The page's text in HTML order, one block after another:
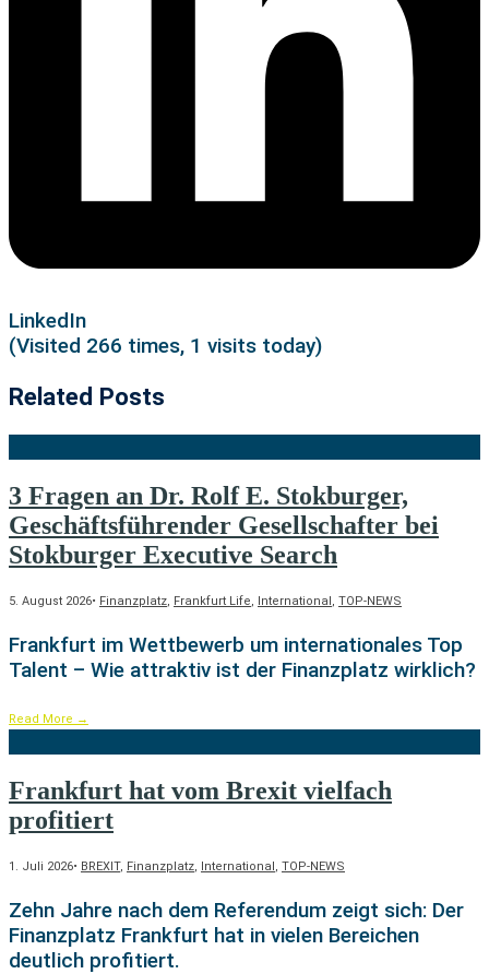
LinkedIn
(Visited 266 times, 1 visits today)
Related Posts
3 Fragen an Dr. Rolf E. Stokburger,
Geschäftsführender Gesellschafter bei
Stokburger Executive Search
5. August 2026• Finanzplatz, Frankfurt Life, International, TOP-NEWS
Frankfurt im Wettbewerb um internationales Top
Talent – Wie attraktiv ist der Finanzplatz wirklich?
Read More →
Frankfurt hat vom Brexit vielfach
profitiert
1. Juli 2026• BREXIT, Finanzplatz, International, TOP-NEWS
Zehn Jahre nach dem Referendum zeigt sich: Der
Finanzplatz Frankfurt hat in vielen Bereichen
deutlich profitiert.